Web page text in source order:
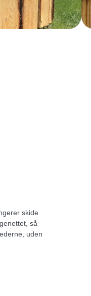
skide
så
uden